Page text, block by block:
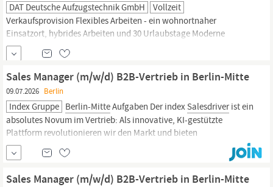
DAT Deutsche Aufzugstechnik GmbH
Vollzeit
Verkaufsprovision Flexibles Arbeiten - ein wohnortnaher
Einsatzort, hybrides Arbeiten und 30 Urlaubstage Moderne
Ausstattung - einen Laptop, ein iPhone sowie ein Firmenfahrzeug
(auf Wunsch zur Privatnutzung) Top Einarbeitung - durch
erfahrene Kollegen, umfangreiche Onboarding-Module und
unsere SalesAcademy inBerlinfür Ihren...
Sales Manager (m/w/d) B2B-Vertrieb in Berlin-Mitte
09.07.2026 Berlin
Index Gruppe Berlin-MitteAufgaben Der index Salesdriverist ein
absolutes Novum im Vertrieb: Als innovative, KI-gestützte
Plattform revolutionieren wir den Markt und bieten
Personaldienstleistern einen echten Vorsprung bei der Akquise
und Kundenbindung. Unser
Transparenz und ermöglicht die passgenaue...
Sales Manager (m/w/d) B2B-Vertrieb in Berlin-Mitte